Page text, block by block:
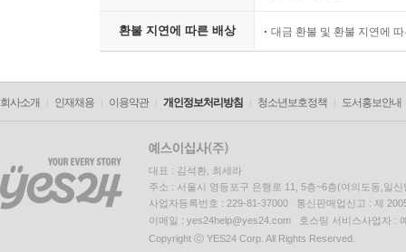
환불 지연에 따른 배상 대금 환불 및 환불 지연에
회사소개 인재채용 이용약관 개인정보처리방침 청소년보호정책 도서홍보안내
대표 : 김석환, 최세라
주소 : 서울시 영등포구 은행로 11, 5층~6층(여의도동,일신
사업자등록번호 : 229-81-37000 통신판매업신고 : 제
이메일 : yes24help@yes24.com 호스팅 서비스사업자 :
Copyright ⓒ YES24 Corp. All Rights Reserved.